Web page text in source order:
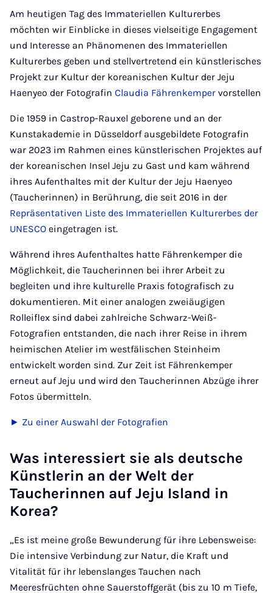
Am heutigen Tag des Immateriellen Kulturerbes
möchten wir Einblicke in dieses vielseitige Engagement
und Interesse an Phänomenen des Immateriellen
Kulturerbes geben und stellvertretend ein künstlerisches
Projekt zur Kultur der koreanischen Kultur der Jeju
Haenyeo der Fotografin Claudia Fährenkemper vorstellen
Die 1959 in Castrop-Rauxel geborene und an der
Kunstakademie in Düsseldorf ausgebildete Fotografin
war 2023 im Rahmen eines künstlerischen Projektes auf
der koreanischen Insel Jeju zu Gast und kam während
ihres Aufenthaltes mit der Kultur der Jeju Haenyeo
(Taucherinnen) in Berührung, die seit 2016 in der
Repräsentativen Liste des Immateriellen Kulturerbes der
UNESCO eingetragen ist.
Während ihres Aufenthaltes hatte Fährenkemper die
Möglichkeit, die Taucherinnen bei ihrer Arbeit zu
begleiten und ihre kulturelle Praxis fotografisch zu
dokumentieren. Mit einer analogen zweiäugigen
Rolleiflex sind dabei zahlreiche Schwarz-Weiß-
Fotografien entstanden, die nach ihrer Reise in ihrem
heimischen Atelier im westfälischen Steinheim
entwickelt worden sind. Zur Zeit ist Fährenkemper
erneut auf Jeju und wird den Taucherinnen Abzüge ihrer
Fotos übermitteln.
► Zu einer Auswahl der Fotografien
Was interessiert sie als deutsche
Künstlerin an der Welt der
Taucherinnen auf Jeju Island in
Korea?
„Es ist meine große Bewunderung für ihre Lebensweise:
Die intensive Verbindung zur Natur, die Kraft und
Vitalität für ihr lebenslanges Tauchen nach
Meeresfrüchten ohne Sauerstoffgerät (bis zu 10 m Tiefe,